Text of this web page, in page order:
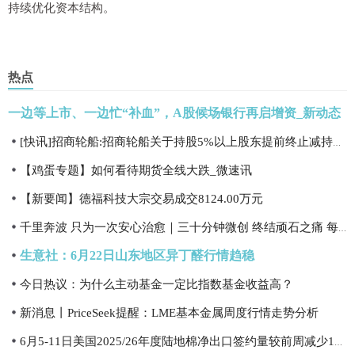
持续优化资本结构。
热点
一边等上市、一边忙“补血”，A股候场银行再启增资_新动态
【鸡蛋专题】如何看待期货全线大跌_微速讯
【新要闻】德福科技大宗交易成交8124.00万元
生意社：6月22日山东地区异丁醛行情趋稳
今日热议：为什么主动基金一定比指数基金收益高？
新消息丨PriceSeek提醒：LME基本金属周度行情走势分析